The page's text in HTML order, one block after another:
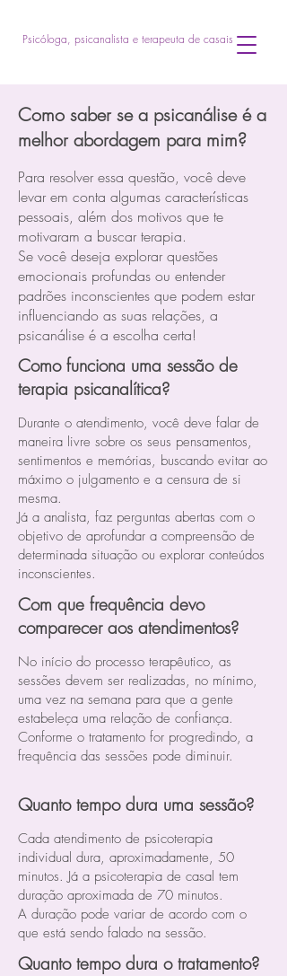
Psicóloga, psicanalista e terapeuta de casais
Como saber se a psicanálise é a
melhor abordagem para mim?
Para resolver essa questão, você deve
levar em conta algumas características
pessoais, além dos motivos que te
motivaram a buscar terapia.
Se você deseja explorar questões
emocionais profundas ou entender
padrões inconscientes que podem estar
influenciando as suas relações, a
psicanálise é a escolha certa!
Como funciona uma sessão de
terapia psicanalítica?
Durante o atendimento, você deve falar de
maneira livre sobre os seus pensamentos,
sentimentos e memórias, buscando evitar ao
máximo o julgamento e a censura de si
mesma.
Já a analista, faz perguntas abertas com o
objetivo de aprofundar a compreensão de
determinada situação ou explorar conteúdos
inconscientes.
Com que frequência devo
comparecer aos atendimentos?
No início do processo terapêutico, as
sessões devem ser realizadas, no mínimo,
uma vez na semana para que a gente
estabeleça uma relação de confiança.
Conforme o tratamento for progredindo, a
frequência das sessões pode diminuir.
Quanto tempo dura uma sessão?
Cada atendimento de psicoterapia
individual dura, aproximadamente, 50
minutos. Já a psicoterapia de casal tem
duração aproximada de 70 minutos.
A duração pode variar de acordo com o
que está sendo falado na sessão.
Quanto tempo dura o tratamento?